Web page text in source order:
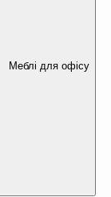
Меблі для офісу